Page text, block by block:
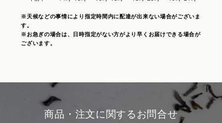
※天候などの事情により指定時間内に配達が出来ない場合がございま
す。
※お急ぎの場合は、日時指定がない方がより早くお届けできる場合が
ございます。
商品・注文に関するお問合せ